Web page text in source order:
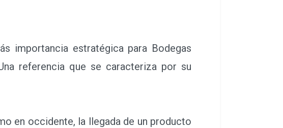
importancia estratégica para Bodegas
referencia que se caracteriza por su
en occidente, la llegada de un producto